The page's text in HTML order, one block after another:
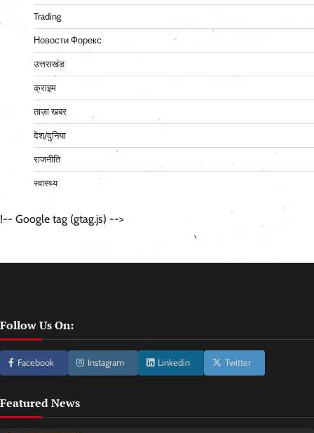
Trading
Новости Форекс
उत्तराखंड
क्राइम
ताज़ा खबर
देश/दुनिया
राजनीति
स्वास्थ्य
!-- Google tag (gtag.js) -->
Follow Us On:
Facebook Instagram Linkedin Twitter
Featured News